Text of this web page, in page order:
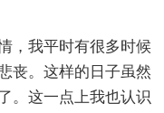
，我平时有很多时候
丧。这样的日子虽然
。这一点上我也认识